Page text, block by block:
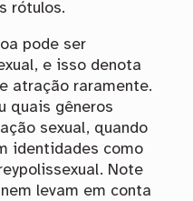
rótulos.
pode ser
e isso denota
atração raramente.
quais gêneros
sexual, quando
identidades como
Note
levam em conta